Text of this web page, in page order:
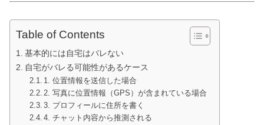
Table of Contents
基本的には自宅はバレない
自宅がバレる可能性があるケース
1. 位置情報を送信した場合
2. 写真に位置情報（GPS）が含まれている場合
3. プロフィールに住所を書く
4. チャット内容から推測される